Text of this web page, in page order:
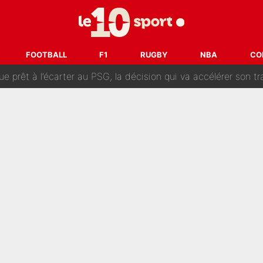
FOOTBALL F1 RUGBY NBA
officialisent enfin leur couple : La photo qui enflamme
Gianni Infantino ? «Il serait un mauvais président», le patron
prêt à l’écarter au PSG, la décision qui va accélérer son